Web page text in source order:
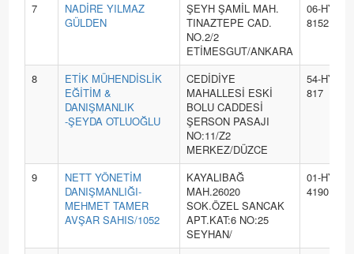
7
NADİRE YILMAZ
GÜLDEN
ŞEYH ŞAMİL MAH.
TINAZTEPE CAD.
NO.2/2
ETİMESGUT/ANKARA
06-HYB-
8152
8
ETİK MÜHENDİSLİK
EĞİTİM &
DANIŞMANLIK
-ŞEYDA OTLUOĞLU
CEDİDİYE
MAHALLESİ ESKİ
BOLU CADDESİ
ŞERSON PASAJI
NO:11/Z2
MERKEZ/DÜZCE
54-HYB-
817
9
NETT YÖNETİM
DANIŞMANLIĞI-
MEHMET TAMER
AVŞAR SAHIS/1052
KAYALIBAĞ
MAH.26020
SOK.ÖZEL SANCAK
APT.KAT:6 NO:25
SEYHAN/
01-HYB-
4190